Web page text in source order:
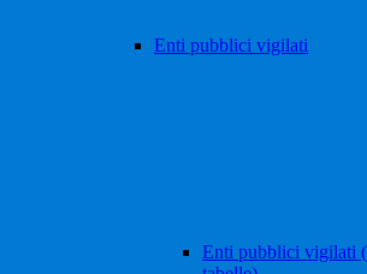
Enti pubblici vigilati
Enti pubblici vigilati